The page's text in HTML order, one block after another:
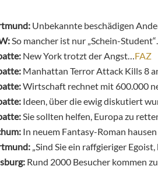
Unbekannte beschädigen
So mancher ist nur „Schein-Student“…
New York trotzt der Angst… FAZ
Manhattan Terror Attack Kills 8
Wirtschaft rechnet mit 600.000
Ideen, über die ewig diskutiert
Sie sollten helfen, Europa zu
In neuem Fantasy-Roman
„Sind Sie ein raffgieriger
Rund 2000 Besucher kommen